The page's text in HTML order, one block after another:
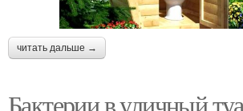
читать дальше →
Бактерии в уличный